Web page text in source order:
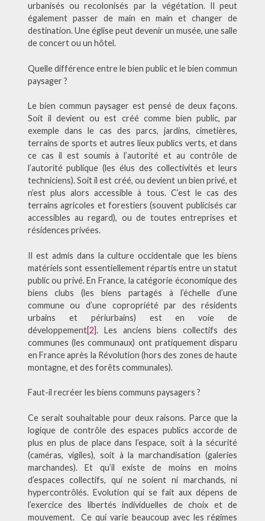
urbanisés ou recolonisés par la végétation. Il peut
également passer de main en main et changer de
destination. Une église peut devenir un musée, une salle
de concert ou un hôtel.
Quelle différence entre le bien public et le bien commun
paysager ?
Le bien commun paysager est pensé de deux façons.
Soit il devient ou est créé comme bien public, par
exemple dans le cas des parcs, jardins, cimetières,
terrains de sports et autres lieux publics verts, et dans
ce cas il est soumis à l’autorité et au contrôle de
l’autorité publique (les élus des collectivités et leurs
techniciens). Soit il est créé, ou devient un bien privé, et
n’est plus alors accessible à tous. C’est le cas des
terrains agricoles et forestiers (souvent publicisés car
accessibles au regard), ou de toutes entreprises et
résidences privées.
Il est admis dans la culture occidentale que les biens
matériels sont essentiellement répartis entre un statut
public ou privé. En France, la catégorie économique des
biens clubs (les biens partagés à l’échelle d’une
commune ou d’une copropriété par des résidents
urbains et périurbains) est en voie de
développement[2]. Les anciens biens collectifs des
communes (les communaux) ont pratiquement disparu
en France après la Révolution (hors des zones de haute
montagne, et des forêts communales).
Faut-il recréer les biens communs paysagers ?
Ce serait souhaitable pour deux raisons. Parce que la
logique de contrôle des espaces publics accorde de
plus en plus de place dans l’espace, soit à la sécurité
(caméras, vigiles), soit à la marchandisation (galeries
marchandes). Et qu’il existe de moins en moins
d’espaces collectifs, qui ne soient ni marchands, ni
hypercontrôlés. Evolution qui se fait aux dépens de
l’exercice des libertés individuelles de choix et de
mouvement. Ce qui varie beaucoup avec les régimes